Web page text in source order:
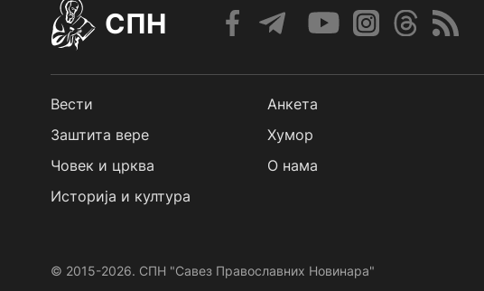
СПН
Вести
Заштита вере
Човек и црква
Историја и култура
Анкета
Хумор
О нама
© 2015-2026. СПН "Савез Православних Новинара"